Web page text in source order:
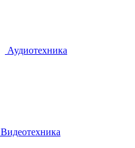
Аудиотехника
Видеотехника